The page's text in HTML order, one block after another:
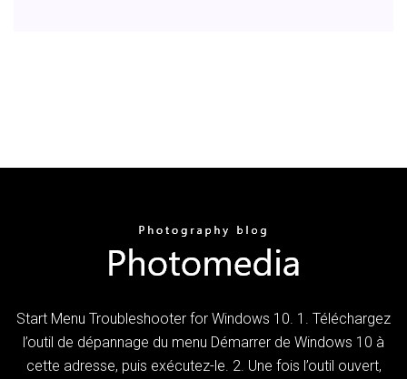
Start Menu Troubleshooter for Windows 10. 1. Téléchargez
l’outil de dépannage du menu Démarrer de Windows 10 à
cette adresse, puis exécutez-le. 2. Une fois l’outil ouvert,